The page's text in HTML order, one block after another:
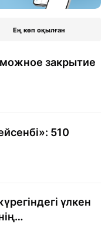
Ең көп оқылған
закрытие
510
үлкен
күн